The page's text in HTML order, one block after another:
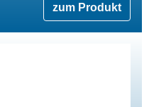
zum Produkt